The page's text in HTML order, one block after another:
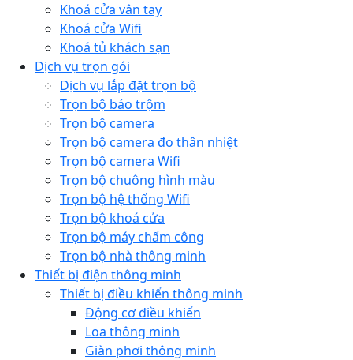
Khoá cửa vân tay
Khoá cửa Wifi
Khoá tủ khách sạn
Dịch vụ trọn gói
Dịch vụ lắp đặt trọn bộ
Trọn bộ báo trộm
Trọn bộ camera
Trọn bộ camera đo thân nhiệt
Trọn bộ camera Wifi
Trọn bộ chuông hình màu
Trọn bộ hệ thống Wifi
Trọn bộ khoá cửa
Trọn bộ máy chấm công
Trọn bộ nhà thông minh
Thiết bị điện thông minh
Thiết bị điều khiển thông minh
Động cơ điều khiển
Loa thông minh
Giàn phơi thông minh